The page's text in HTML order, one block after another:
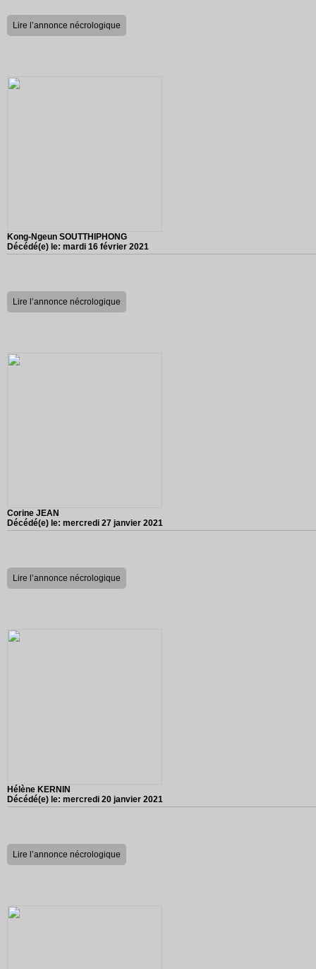
Lire l’annonce nécrologique
Kong-Ngeun SOUTTHIPHONG
Décédé(e) le: mardi 16 février 2021
Lire l’annonce nécrologique
Corine JEAN
Décédé(e) le: mercredi 27 janvier 2021
Lire l’annonce nécrologique
Hélène KERNIN
Décédé(e) le: mercredi 20 janvier 2021
Lire l’annonce nécrologique